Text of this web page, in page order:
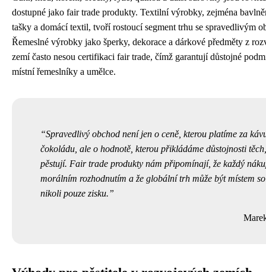
dostupné jako fair trade produkty. Textilní výrobky, zejména
tašky a domácí textil, tvoří rostoucí segment trhu se spravedlivým
Řemeslné výrobky jako šperky, dekorace a dárkové předměty z
zemí často nesou certifikaci fair trade, čímž garantují důstojné
místní řemeslníky a umělce.
Spravedlivý obchod není jen o ceně, kterou platíme za
čokoládu, ale o hodnotě, kterou přikládáme důstojnosti
pěstují. Fair trade produkty nám připomínají, že každý
morálním rozhodnutím a že globální trh může být místem
nikoli pouze zisku.